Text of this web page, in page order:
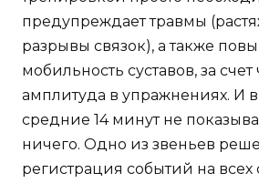
предупреждает травмы
разрывы связок), а также
мобильность суставов, за
амплитуда в упражнениях. И
средние 14 минут не
ничего. Одно из звеньев
регистрация событий на всех